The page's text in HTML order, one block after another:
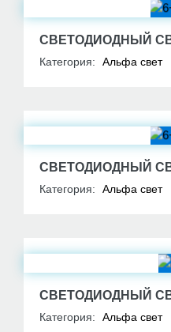
СВЕТОДИОДНЫЙ
Категория: Альфа свет
СВЕТОДИОДНЫЙ
Категория: Альфа свет
СВЕТОДИОДНЫЙ
Категория: Альфа свет